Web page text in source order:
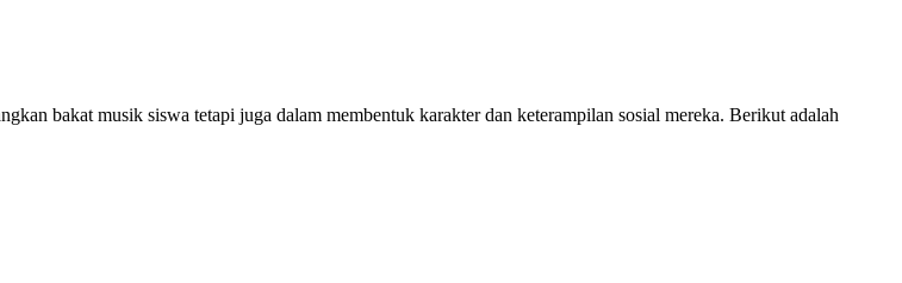
bakat musik siswa tetapi juga dalam membentuk karakter dan keterampilan sosial mereka. Berikut adalah